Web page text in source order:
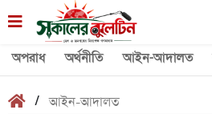
অপরাধ অর্থনীতি আইন-আদালত
/আইন-আদালত